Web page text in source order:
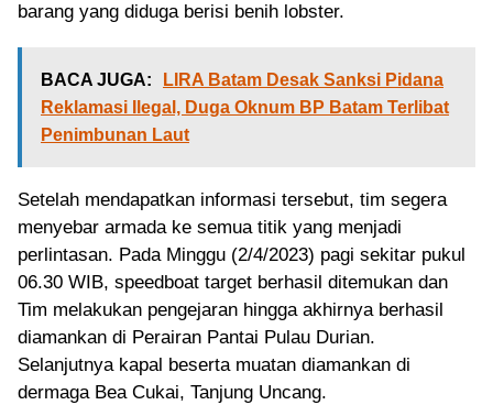
barang yang diduga berisi benih lobster.
BACA JUGA:
LIRA Batam Desak Sanksi Pidana
Reklamasi Ilegal, Duga Oknum BP Batam Terlibat
Penimbunan Laut
Setelah mendapatkan informasi tersebut, tim segera
menyebar armada ke semua titik yang menjadi
perlintasan. Pada Minggu (2/4/2023) pagi sekitar pukul
06.30 WIB, speedboat target berhasil ditemukan dan
Tim melakukan pengejaran hingga akhirnya berhasil
diamankan di Perairan Pantai Pulau Durian.
Selanjutnya kapal beserta muatan diamankan di
dermaga Bea Cukai, Tanjung Uncang.